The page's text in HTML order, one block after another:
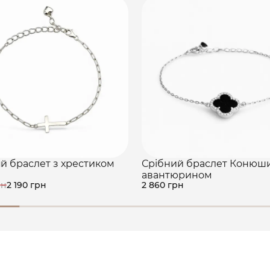
браслет з хрестиком
2 190 грн
Срібний браслет
авантюрином
2 860 грн